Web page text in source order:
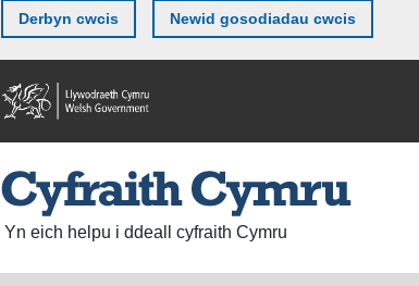
Derbyn cwcis Newid gosodiadau cwcis
Yn eich helpu i ddeall cyfraith Cymru